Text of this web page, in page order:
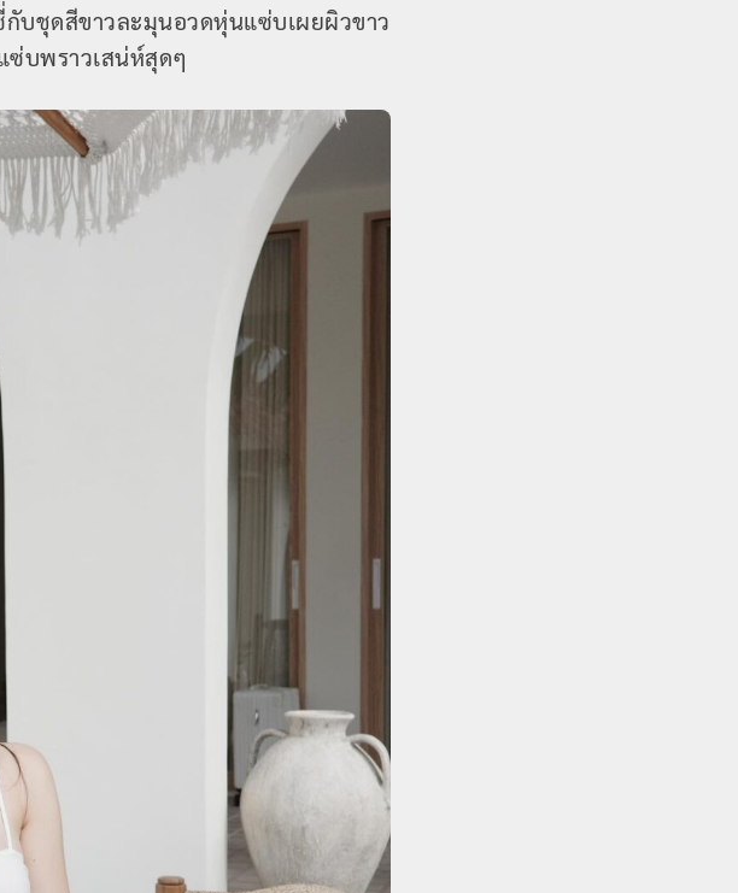
บชุดสีขาวละมุนอวดหุ่นแซ่บเผยผิวขาว
ซ่บพราวเสน่ห์สุดๆ